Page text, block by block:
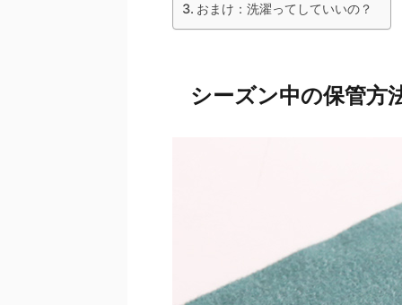
おまけ：洗濯ってしていいの？
シーズン中の保管方